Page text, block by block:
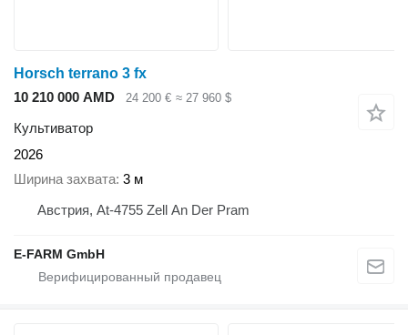
Horsch terrano 3 fx
10 210 000 AMD
24 200 € ≈ 27 960 $
Культиватор
2026
Ширина захвата 3 м
Австрия, At-4755 Zell An Der Pram
E-FARM GmbH